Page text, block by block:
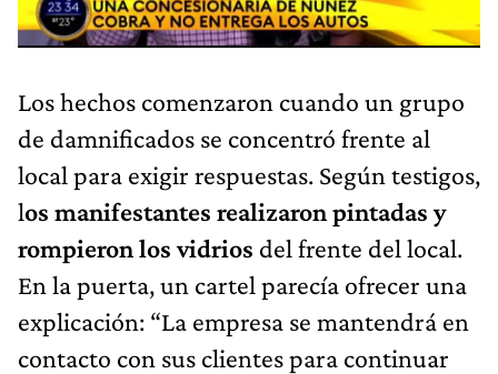
Los hechos comenzaron cuando un grupo
de damnificados se concentró frente al
local para exigir respuestas. Según testigos,
los manifestantes realizaron pintadas y
rompieron los vidrios del frente del local.
En la puerta, un cartel parecía ofrecer una
explicación: “La empresa se mantendrá en
contacto con sus clientes para continuar